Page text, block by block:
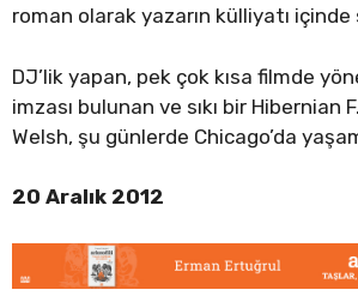
roman olarak yazarın külliyatı içinde
DJ’lik yapan, pek çok kısa filmde
imzası bulunan ve sıkı bir Hibernian
Welsh, şu günlerde Chicago’da
20 Aralık 2012